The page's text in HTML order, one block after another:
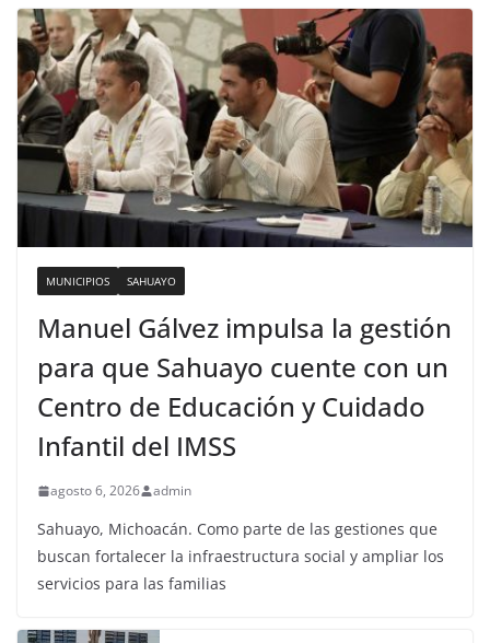
MUNICIPIOS SAHUAYO
Manuel Gálvez impulsa la gestión
para que Sahuayo cuente con un
Centro de Educación y Cuidado
Infantil del IMSS
agosto 6, 2026 admin
Sahuayo, Michoacán. Como parte de las gestiones que
buscan fortalecer la infraestructura social y ampliar los
servicios para las familias